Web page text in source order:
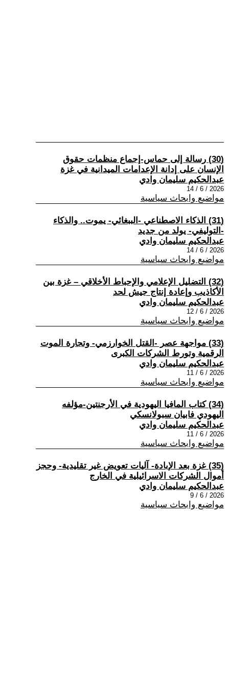
(30) رسالة إلى حماس-إجماع منظمات حقوق
الإنسان على إدانة الإعدامات الميدانية في غزة
عبدالحكيم سليمان وادي
2026 / 6 / 14
مواضيع وابحاث سياسية
(31) الذكاء الاصطناعي -الببغائي- يموت.. والذكاء
-التوليفي- يولد من جديد
عبدالحكيم سليمان وادي
2026 / 6 / 14
مواضيع وابحاث سياسية
(32) التضليل الإعلامي والإحباط الأخلاقي – غزة بين
الأكاذيب وإعادة إنتاج جيش لحد
عبدالحكيم سليمان وادي
2026 / 6 / 12
مواضيع وابحاث سياسية
(33) مواجهة عصر -القتل الخوارزمي- وتجارة الموت
الرقمية وتورط الشركات الكبرى
عبدالحكيم سليمان وادي
2026 / 6 / 11
مواضيع وابحاث سياسية
(34) كتاب المافيا اليهودية في الأرجنتين-مؤلفه
اليهودي فابيان سبولانسكي
عبدالحكيم سليمان وادي
2026 / 6 / 11
مواضيع وابحاث سياسية
(35) غزة بعد الإبادة- آليات تعويض غير تقليدية- وحجز
أموال الشركات الاسرائيلية في الخارج
عبدالحكيم سليمان وادي
2026 / 6 / 9
مواضيع وابحاث سياسية